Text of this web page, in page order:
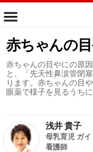
赤ちゃんの
赤ちゃんの目やにの原
と、「先天性鼻涙管閉
ります。赤ちゃんの目
眼薬で様子を見るうち
浅井 貴子
母乳育児 ガイ
看護師